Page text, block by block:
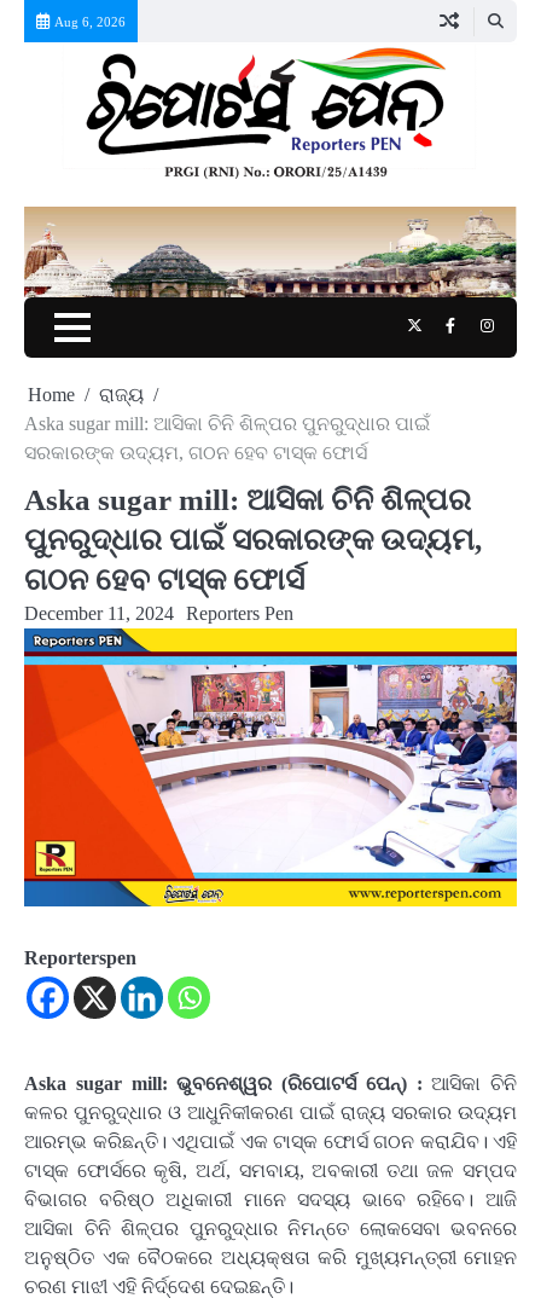
Aug 6, 2026
TwitterFacebook
Home
ରାଜ୍ୟ
Aska sugar mill: ଆସିକା ଚିନି ଶିଳ୍ପର ପୁନରୁଦ୍ଧାର ପାଇଁ
ସରକାରଙ୍କ ଉଦ୍ୟମ, ଗଠନ ହେବ ଟାସ୍କ ଫୋର୍ସ
Aska sugar mill: ଆସିକା ଚିନି ଶିଳ୍ପର
ପୁନରୁଦ୍ଧାର ପାଇଁ ସରକାରଙ୍କ ଉଦ୍ୟମ,
ଗଠନ ହେବ ଟାସ୍କ ଫୋର୍ସ
December 11, 2024 Reporters Pen
Reporterspen
Aska sugar mill: ଭୁବନେଶ୍ୱର (ରିପୋଟର୍ସ ପେନ୍‌) : ଆସିକା ଚିନି
କଳର ପୁନରୁଦ୍ଧାର ଓ ଆଧୁନିକୀକରଣ ପାଇଁ ରାଜ୍ୟ ସରକାର ଉଦ୍ୟମ
ଆରମ୍ଭ କରିଛନ୍ତି। ଏଥିପାଇଁ ଏକ ଟାସ୍କ ଫୋର୍ସ ଗଠନ କରାଯିବ। ଏହି
ଟାସ୍କ ଫୋର୍ସରେ କୃଷି, ଅର୍ଥ, ସମବାୟ, ଅବକାରୀ ତଥା ଜଳ ସମ୍ପଦ
ବିଭାଗର ବରିଷ୍ଠ ଅଧିକାରୀ ମାନେ ସଦସ୍ୟ ଭାବେ ରହିବେ। ଆଜି
ଆସିକା ଚିନି ଶିଳ୍ପର ପୁନରୁଦ୍ଧାର ନିମନ୍ତେ ଲୋକସେବା ଭବନରେ
ଅନୁଷ୍ଠିତ ଏକ ବୈଠକରେ ଅଧ୍ୟକ୍ଷତା କରି ମୁଖ୍ୟମନ୍ତ୍ରୀ ମୋହନ
ଚରଣ ମାଝୀ ଏହି ନିର୍ଦ୍ଦେଶ ଦେଇଛନ୍ତି।